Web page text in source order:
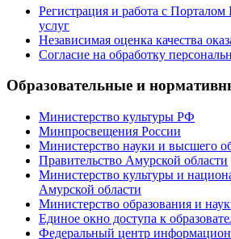
Регистрация и работа с Порталом
услуг
Независимая оценка качества
Согласие на обработку
Образовательные и
Министерство культуры РФ
Минпросвещения России
Министерство науки и высшего
Правительство Амурской области
Министерство культуры и
Амурской области
Министерство образования и
Единое окно доступа к
Федеральный центр